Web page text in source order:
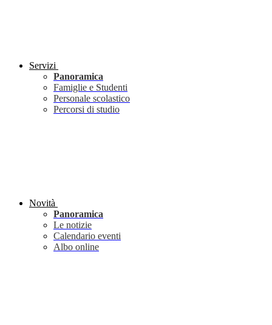
Servizi
Panoramica
Famiglie e Studenti
Personale scolastico
Percorsi di studio
Novità
Panoramica
Le notizie
Calendario eventi
Albo online